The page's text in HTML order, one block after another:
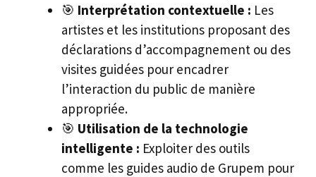
🎯 Interprétation contextuelle : Les
artistes et les institutions proposant des
déclarations d’accompagnement ou des
visites guidées pour encadrer
l’interaction du public de manière
appropriée.
🎯 Utilisation de la technologie
intelligente : Exploiter des outils
comme les guides audio de Grupem pour